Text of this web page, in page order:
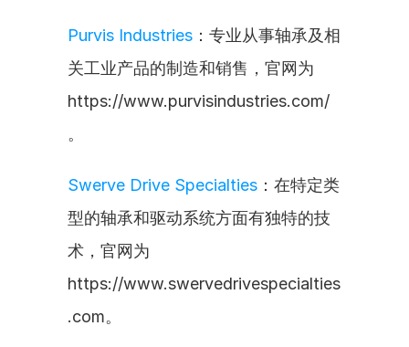
Purvis Industries ：专业从事轴承及相
关工业产品的制造和销售，官网为
https://www.purvisindustries.com/
。
Swerve Drive Specialties ：在特定类
型的轴承和驱动系统方面有独特的技
术，官网为
https://www.swervedrivespecialties
.com。